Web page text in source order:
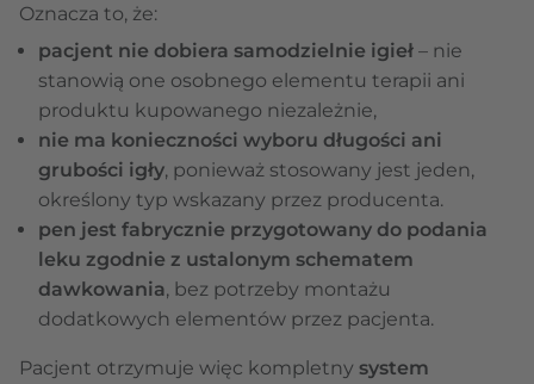
Oznacza to, że:
pacjent nie dobiera samodzielnie igieł – nie
stanowią one osobnego elementu terapii ani
produktu kupowanego niezależnie,
nie ma konieczności wyboru długości ani
grubości igły, ponieważ stosowany jest jeden,
określony typ wskazany przez producenta.
pen jest fabrycznie przygotowany do podania
leku zgodnie z ustalonym schematem
dawkowania, bez potrzeby montażu
dodatkowych elementów przez pacjenta.
Pacjent otrzymuje więc kompletny system